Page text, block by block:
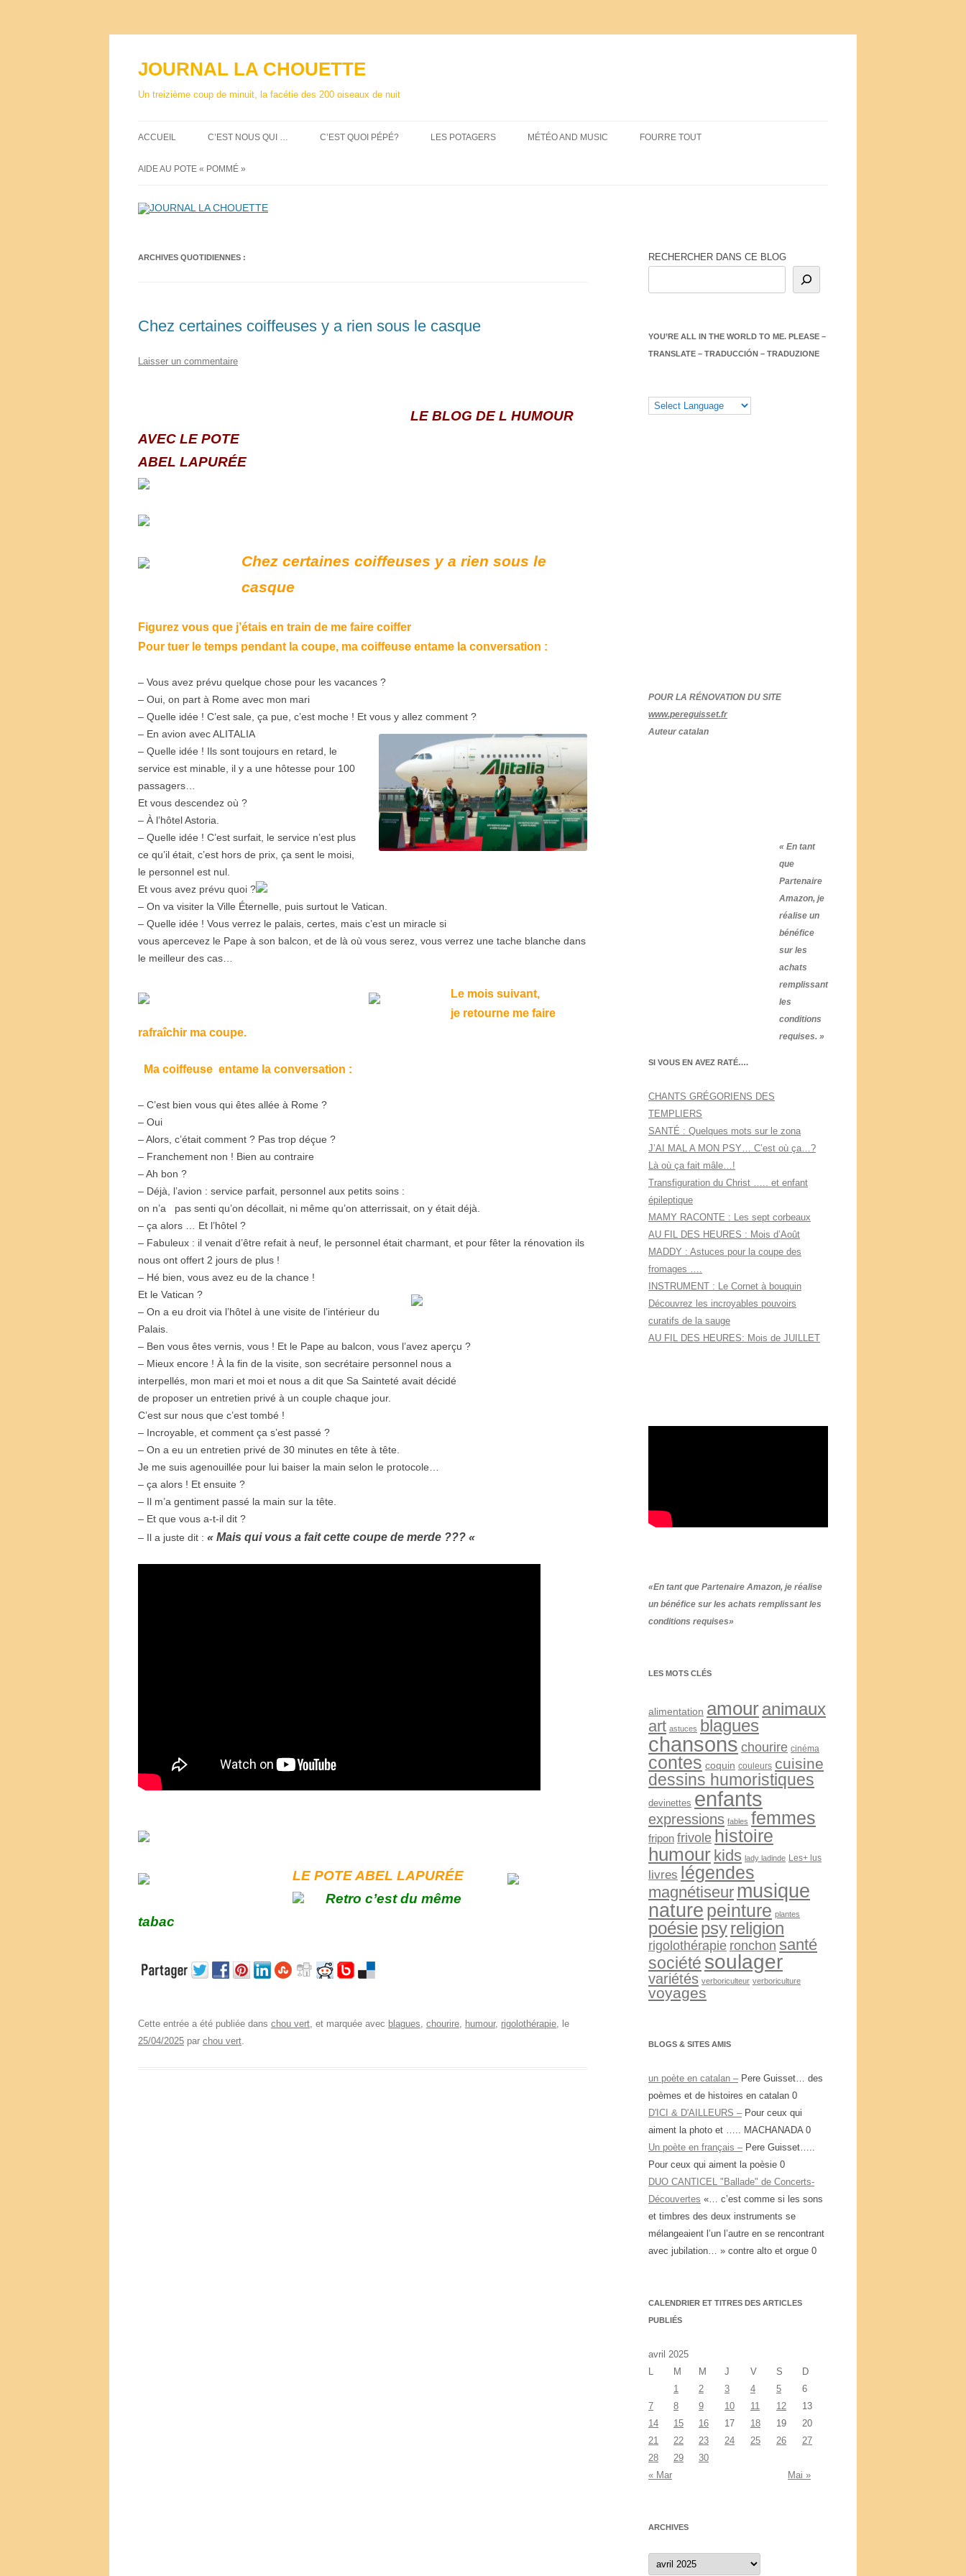
JOURNAL LA CHOUETTE
Un treizième coup de minuit, la facétie des 200 oiseaux de nuit
ACCUEIL C’EST NOUS QUI … C’EST QUOI PÉPÉ? LES POTAGERS MÉTÉO AND MUSIC FOURRE TOUT
AIDE AU POTE « POMMÉ »
ARCHIVES QUOTIDIENNES :
Chez certaines coiffeuses y a rien sous le casque
Laisser un commentaire
LE BLOG DE L HUMOUR
AVEC LE POTE
ABEL LAPURÉE
Chez certaines coiffeuses y a rien sous le
casque
Figurez vous que j’étais en train de me faire coiffer
Pour tuer le temps pendant la coupe, ma coiffeuse entame la conversation :
– Vous avez prévu quelque chose pour les vacances ?
– Oui, on part à Rome avec mon mari
– Quelle idée ! C’est sale, ça pue, c’est moche ! Et vous y allez comment ?
– En avion avec ALITALIA
– Quelle idée ! Ils sont toujours en retard, le
service est minable, il y a une hôtesse pour 100
passagers…
Et vous descendez où ?
– À l’hôtel Astoria.
– Quelle idée ! C’est surfait, le service n’est plus
ce qu’il était, c’est hors de prix, ça sent le moisi,
le personnel est nul.
Et vous avez prévu quoi ?
– On va visiter la Ville Éternelle, puis surtout le Vatican.
– Quelle idée ! Vous verrez le palais, certes, mais c’est un miracle si
vous apercevez le Pape à son balcon, et de là où vous serez, vous verrez une tache blanche dans
le meilleur des cas…
Le mois suivant,
je retourne me faire
rafraîchir ma coupe.
Ma coiffeuse entame la conversation :
– C’est bien vous qui êtes allée à Rome ?
– Oui
– Alors, c’était comment ? Pas trop déçue ?
– Franchement non ! Bien au contraire
– Ah bon ?
– Déjà, l’avion : service parfait, personnel aux petits soins :
on n’a pas senti qu’on décollait, ni même qu’on atterrissait, on y était déjà.
– ça alors … Et l’hôtel ?
– Fabuleux : il venait d’être refait à neuf, le personnel était charmant, et pour fêter la rénovation ils
nous ont offert 2 jours de plus !
– Hé bien, vous avez eu de la chance !
Et le Vatican ?
– On a eu droit via l’hôtel à une visite de l’intérieur du
Palais.
– Ben vous êtes vernis, vous ! Et le Pape au balcon, vous l’avez aperçu ?
– Mieux encore ! À la fin de la visite, son secrétaire personnel nous a
interpellés, mon mari et moi et nous a dit que Sa Sainteté avait décidé
de proposer un entretien privé à un couple chaque jour.
C’est sur nous que c’est tombé !
– Incroyable, et comment ça s’est passé ?
– On a eu un entretien privé de 30 minutes en tête à tête.
Je me suis agenouillée pour lui baiser la main selon le protocole…
– ça alors ! Et ensuite ?
– Il m’a gentiment passé la main sur la tête.
– Et que vous a-t-il dit ?
– Il a juste dit : « Mais qui vous a fait cette coupe de merde ??? «
LE POTE ABEL LAPURÉE
Retro c’est du même
tabac
Cette entrée a été publiée dans chou vert, et marquée avec blagues, chourire, humour, rigolothérapie, le
25/04/2025 par chou vert.
RECHERCHER DANS CE BLOG
YOU’RE ALL IN THE WORLD TO ME. PLEASE –
TRANSLATE – TRADUCCIÓN – TRADUZIONE
POUR LA RÉNOVATION DU SITE
www.pereguisset.fr
Auteur catalan
« En tant
que
Partenaire
Amazon, je
réalise un
bénéfice
sur les
achats
remplissant
les
conditions
requises. »
SI VOUS EN AVEZ RATÉ….
CHANTS GRÉGORIENS DES
TEMPLIERS
SANTÉ : Quelques mots sur le zona
J’AI MAL A MON PSY… C’est où ça…?
Là où ça fait mâle…!
Transfiguration du Christ ….. et enfant
épileptique
MAMY RACONTE : Les sept corbeaux
AU FIL DES HEURES : Mois d’Août
MADDY : Astuces pour la coupe des
fromages ….
INSTRUMENT : Le Cornet à bouquin
Découvrez les incroyables pouvoirs
curatifs de la sauge
AU FIL DES HEURES: Mois de JUILLET
«En tant que Partenaire Amazon, je réalise
un bénéfice sur les achats remplissant les
conditions requises»
LES MOTS CLÉS
alimentation amouranimaux
art astuces blagues
chansons chourire cinéma
contes coquin couleurs cuisine
dessins humoristiques
devinettes enfants
expressions fables femmes
fripon frivole histoire
humour kids lady ladinde Les+ lus
livres légendes
magnétiseur musique
nature peinture plantes
poésiepsyreligion
rigolothérapie ronchon santé
société soulager
variétés verboriculteur verboriculture
voyages
BLOGS & SITES AMIS
un poète en catalan –Pere Guisset… des
poèmes et de histoires en catalan 0
D'ICI & D'AILLEURS –Pour ceux qui
aiment la photo et ….. MACHANADA 0
Un poète en français –Pere Guisset…..
Pour ceux qui aiment la poèsie 0
DUO CANTICEL "Ballade" de Concerts-
Découvertes «… c’est comme si les sons
et timbres des deux instruments se
mélangeaient l’un l’autre en se rencontrant
avec jubilation… » contre alto et orgue 0
CALENDRIER ET TITRES DES ARTICLES
PUBLIÉS
avril 2025
L
M M J V S
D
1
2 3 4 5
6
7
8 9 10 11 12
13
14
15 16 17 18 19
20
21
22 23 24 25 26
27
28
29
30
« Mar
Mai »
ARCHIVES
Archives